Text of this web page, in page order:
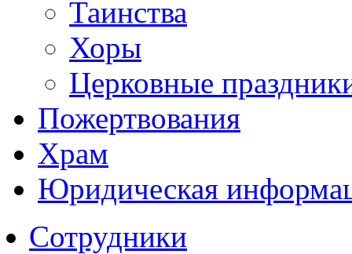
Таинства
Хоры
Церковные
Пожертвования
Храм
Юридическая
Сотрудники